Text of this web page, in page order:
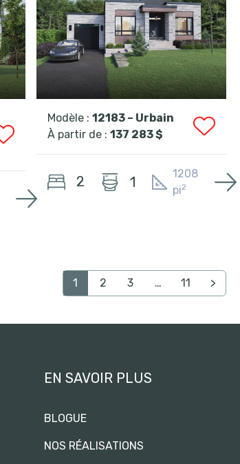
Modèle :12183 – Urbain
À partir de :137 283 $
2 1
1208
pi2
1 2 3 … 11 >
EN SAVOIR PLUS
BLOGUE
NOS RÉALISATIONS